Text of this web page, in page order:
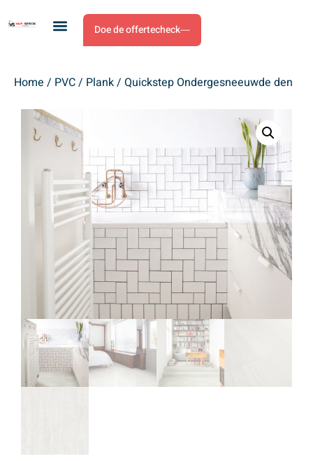
Doe de offertecheck
Home / PVC/ Plank/ Quickstep Ondergesneeuwde den